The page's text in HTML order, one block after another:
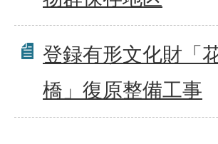
登録有形文化財「
橋」復原整備工事